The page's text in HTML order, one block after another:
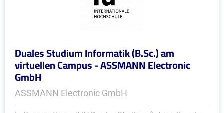
Duales Studium Informatik (B.Sc.) am
virtuellen Campus - ASSMANN Electronic
GmbH
ASSMANN Electronic GmbH